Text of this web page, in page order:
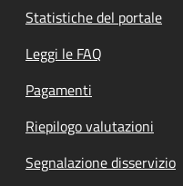
Statistiche del portale
Leggi le FAQ
Pagamenti
Riepilogo valutazioni
Segnalazione disservizio